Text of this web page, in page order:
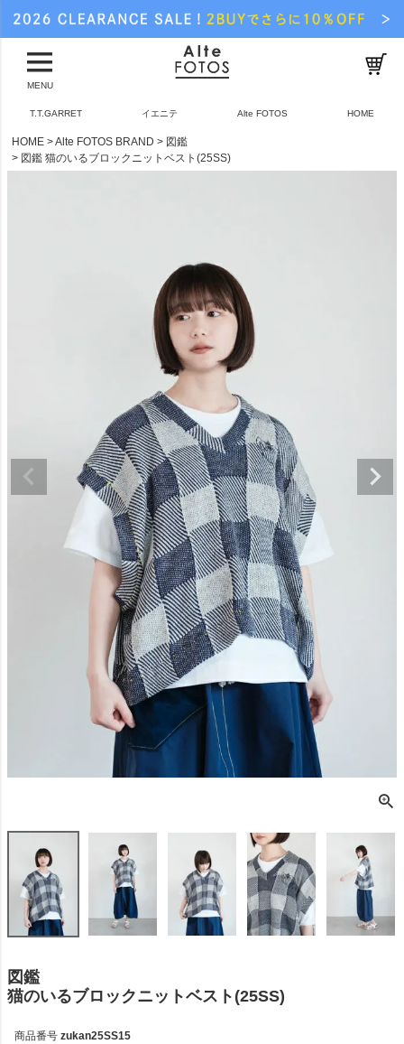
MENU
T.T.GARRET イエニテ Alte FOTOS HOME
HOME Alte FOTOS BRAND
図鑑
図鑑 猫のいるブロックニットベスト(25SS)
図鑑
猫のいるブロックニットベスト(25SS)
商品番号 zukan25SS15